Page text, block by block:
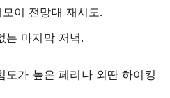
이 전망대 재시도.
는 마지막 저녁.
도가 높은 페리나 외딴 하이킹